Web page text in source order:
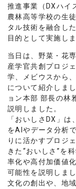
推進事業（DXハイ
農林高等学校の生
タル技術を融合し
目的として実施しま
当日は、野菜・花
産学官共創プロジ
学、メビウスから
について紹介しま
ョン本部 部長の林
説明しました。
「おいしさDX」
をAIやデータ分析
りに活かすプロジ
きた“おいしさ”を
率化や高付加価値
可能性を説明しま
文化の創出や、地